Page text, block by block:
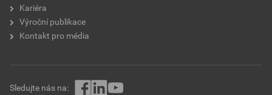
Kariéra
Výroční publikace
Kontakt pro média
Sledujte nás na: